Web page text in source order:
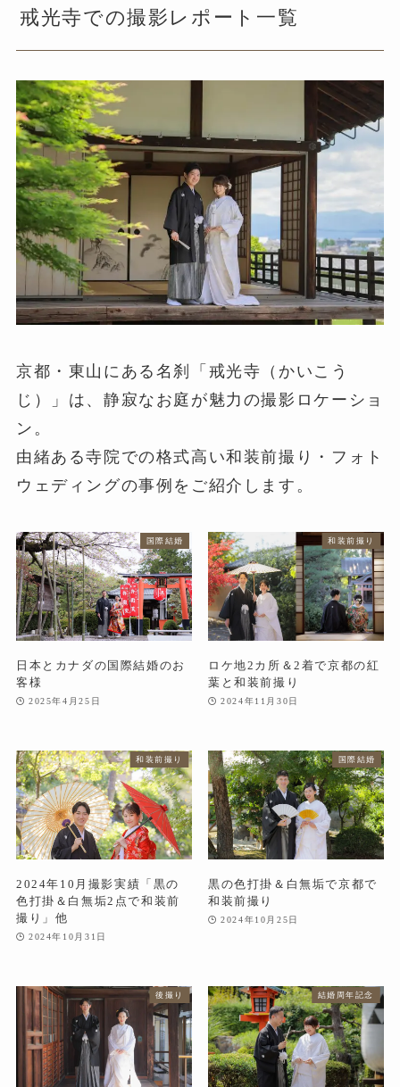
戒光寺での撮影レポート一覧
京都・東山にある名刹「戒光寺（かいこう
じ）」は、静寂なお庭が魅力の撮影ロケーショ
ン。
由緒ある寺院での格式高い和装前撮り・フォト
ウェディングの事例をご紹介します。
国際結婚
日本とカナダの国際結婚のお
客様
2025年4月25日
和装前撮り
ロケ地2カ所＆2着で京都の紅
葉と和装前撮り
2024年11月30日
和装前撮り
2024年10月撮影実績「黒の
色打掛＆白無垢2点で和装前
撮り」他
2024年10月31日
国際結婚
黒の色打掛＆白無垢で京都で
和装前撮り
2024年10月25日
後撮り 結婚周年記念